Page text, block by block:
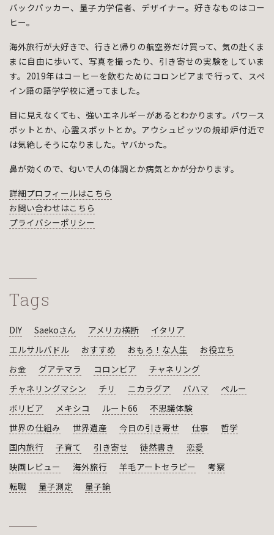
バックパッカー、量子力学信者、デザイナー。好きなものはコー
ヒー。
海外旅行が大好きで、行きと帰りの航空券だけ買って、気の赴くま
まに自由に歩いて、写真を撮ったり、引き寄せの実験をしていま
す。2019年はコーヒーを飲むためにコロンビアまで行って、スペ
イン語の語学学校に通ってました。
目に見えなくても、強いエネルギーがあるとわかります。パワース
ポットとか、心霊スポットとか。アウシュビッツの焼却炉付近で
は気絶しそうになりました。ヤバかった。
鼻が効くので、匂いで人の体調とか病気とかが分かります。
詳細プロフィールはこちら
お問い合わせはこちら
プライバシーポリシー
Tags
DIY Saekoさん アメリカ横断
イタリア
エルサルバドル
おすすめ おもろ！な人生
お役立ち
お金
グアテマラ コロンビア
チャネリング
チャネリングマシン
チリ ニカラグア バハマ
ペルー
ボリビア
メキシコ ルート66
不思議体験
世界の仕組み
世界遺産 今日の引き寄せ 仕事
哲学
国内旅行
子育て 引き寄せ 徒然書き
恋愛
映画レビュー
海外旅行 羊毛アートセラピー
考察
転職
量子測定 量子論